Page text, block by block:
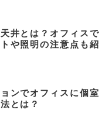
井とは？オフィスで
や照明の注意点も紹
ンでオフィスに個室
とは？